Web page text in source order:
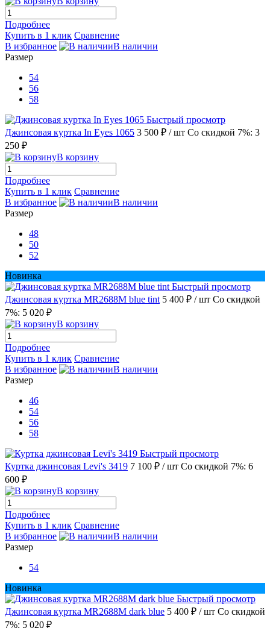
Подробнее
Купить в 1 клик Сравнение
В избранное
В наличии
Размер
54
56
58
Быстрый просмотр
Джинсовая куртка In Eyes 1065 3 500 ₽ / шт Со скидкой 7%: 3
250 ₽
В корзину
Подробнее
Купить в 1 клик Сравнение
В избранное
В наличии
Размер
48
50
52
Новинка
Быстрый просмотр
Джинсовая куртка MR2688M blue tint 5 400 ₽ / шт Со скидкой
7%: 5 020 ₽
В корзину
Подробнее
Купить в 1 клик Сравнение
В избранное
В наличии
Размер
46
54
56
58
Быстрый просмотр
Куртка джинсовая Levi's 3419 7 100 ₽ / шт Со скидкой 7%: 6
600 ₽
В корзину
Подробнее
Купить в 1 клик Сравнение
В избранное
В наличии
Размер
54
Новинка
Быстрый просмотр
Джинсовая куртка MR2688M dark blue 5 400 ₽ / шт Со скидкой
7%: 5 020 ₽